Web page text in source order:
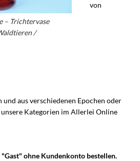
– Trichtervase
/
von
aus verschiedenen Epochen oder
Kategorien im Allerlei Online
"Gast" ohne Kundenkonto bestellen.